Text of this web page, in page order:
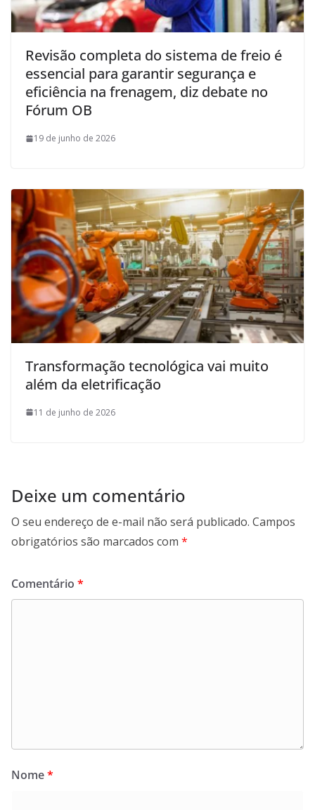
Revisão completa do sistema de freio é
essencial para garantir segurança e
eficiência na frenagem, diz debate no
Fórum OB
19 de junho de 2026
Transformação tecnológica vai muito
além da eletrificação
11 de junho de 2026
Deixe um comentário
O seu endereço de e-mail não será publicado. Campos
obrigatórios são marcados com *
Comentário *
Nome*